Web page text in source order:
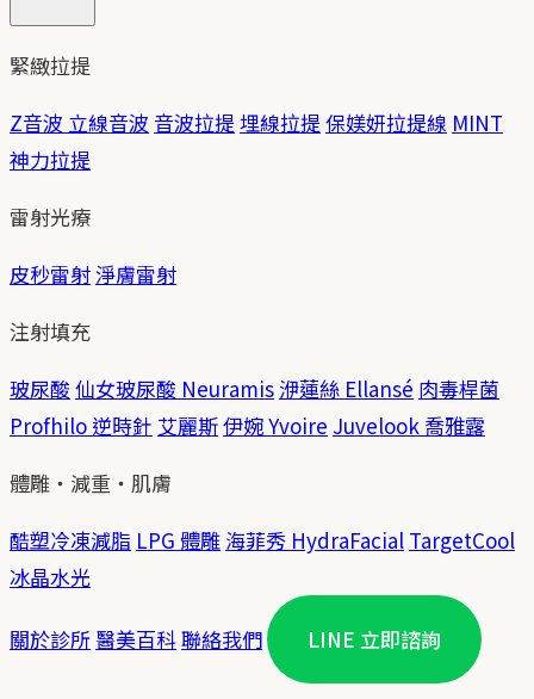
緊緻拉提
Z音波 立線音波 音波拉提埋線拉提保媄妍拉提線 MINT
神力拉提
雷射光療
皮秒雷射淨膚雷射
注射填充
玻尿酸 仙女玻尿酸 Neuramis 洢蓮絲 Ellansé 肉毒桿菌
Profhilo 逆時針 艾麗斯伊婉 Yvoire Juvelook 喬雅露
體雕・減重・肌膚
酷塑冷凍減脂 LPG 體雕 海菲秀 HydraFacial TargetCool
冰晶水光
關於診所醫美百科聯絡我們 LINE 立即諮詢